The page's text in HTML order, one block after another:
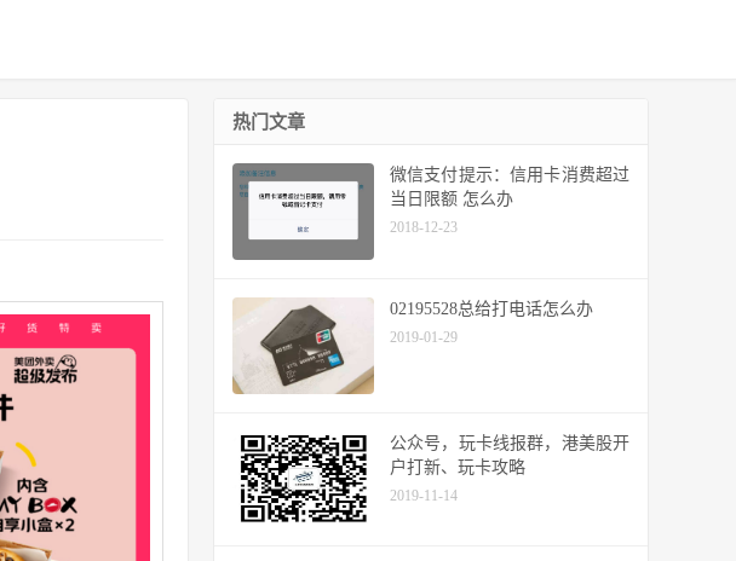
热门文章
微信支付提示：信用卡消费超过
当日限额 怎么办
2018-12-23
02195528总给打电话怎么办
2019-01-29
公众号，玩卡线报群，港美股开
户打新、玩卡攻略
2019-11-14